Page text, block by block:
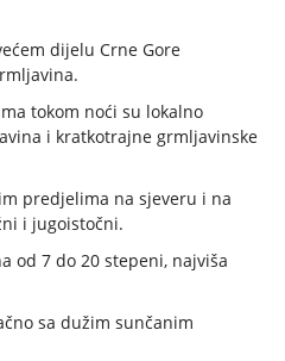
dijelu Crne Gore
tokom noći su lokalno
i kratkotrajne grmljavinske
predjelima na sjeveru i na
i jugoistočni.
od 7 do 20 stepeni, najviša
sa dužim sunčanim